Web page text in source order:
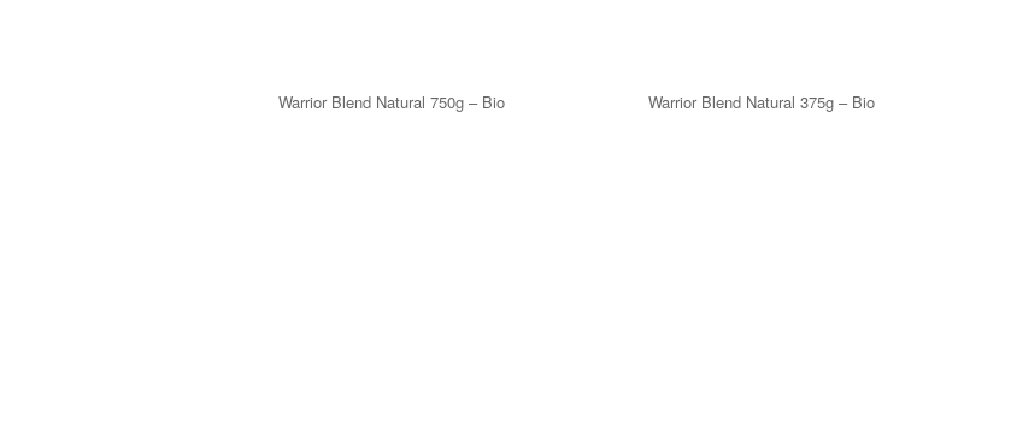
Warrior Blend Natural 750g – Bio Warrior Blend Natural 375g – Bio